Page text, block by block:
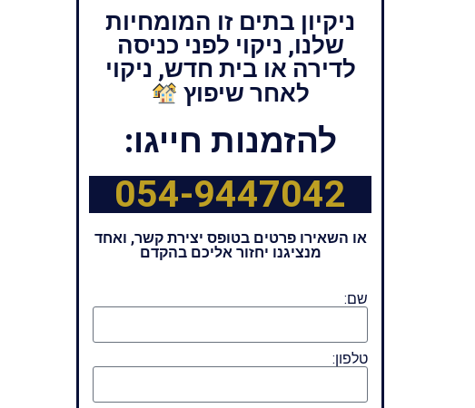
ניקיון בתים זו המומחיות
שלנו, ניקוי לפני כניסה
לדירה או בית חדש, ניקוי
לאחר שיפוץ
להזמנות חייגו:
054-9447042
או השאירו פרטים בטופס יצירת קשר, ואחד
מנציגנו יחזור אליכם בהקדם
שם:
טלפון: